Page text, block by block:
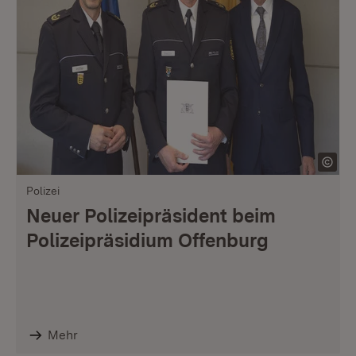
Polizei
Neuer Polizeipräsident beim
Polizeipräsidium Offenburg
Mehr